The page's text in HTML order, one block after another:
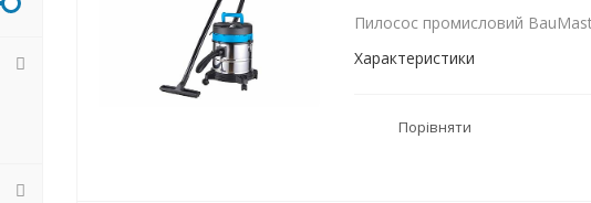
Пилосос промисловий
Характеристики
Порівняти